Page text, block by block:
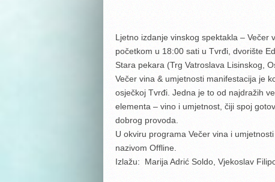
Ljetno izdanje vinskog spektakla –
početkom u 18:00 sati u Tvrđi, dvorište
Stara pekara (Trg Vatroslava Lisinskog,
Večer vina & umjetnosti manifestacija je
osječkoj Tvrđi. Jedna je to od najdražih
elementa – vino i umjetnost, čiji spoj
dobrog provoda.
U okviru programa Večer vina i
nazivom Offline.
Izlažu: Marija Adrić Soldo, Vjekoslav